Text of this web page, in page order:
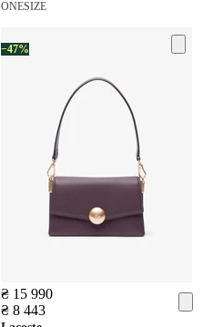
ONESIZE
−47%
₴ 15 990
₴ 8 443